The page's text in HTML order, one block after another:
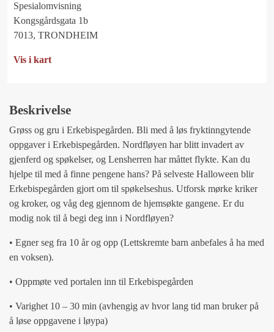
Spesialomvisning
Kongsgårdsgata 1b
7013, TRONDHEIM
Vis i kart
Beskrivelse
Grøss og gru i Erkebispegården. Bli med å løs fryktinngytende
oppgaver i Erkebispegården. Nordfløyen har blitt invadert av
gjenferd og spøkelser, og Lensherren har måttet flykte. Kan du
hjelpe til med å finne pengene hans? På selveste Halloween blir
Erkebispegården gjort om til spøkelseshus. Utforsk mørke kriker
og kroker, og våg deg gjennom de hjemsøkte gangene. Er du
modig nok til å begi deg inn i Nordfløyen?
• Egner seg fra 10 år og opp (Lettskremte barn anbefales å ha med
en voksen).
• Oppmøte ved portalen inn til Erkebispegården
• Varighet 10 – 30 min (avhengig av hvor lang tid man bruker på
å løse oppgavene i løypa)